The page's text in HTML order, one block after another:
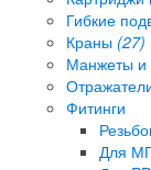
Гибкие
Краны (27)
Манжеты и
Фитинги
Для